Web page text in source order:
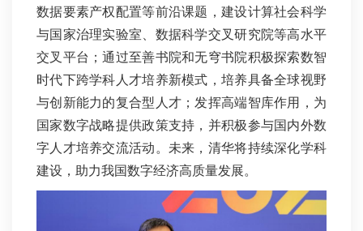
数据要素产权配置等前沿课题，建设计算社会科学
与国家治理实验室、数据科学交叉研究院等高水平
交叉平台；通过至善书院和无穹书院积极探索数智
时代下跨学科人才培养新模式，培养具备全球视野
与创新能力的复合型人才；发挥高端智库作用，为
国家数字战略提供政策支持，并积极参与国内外数
字人才培养交流活动。未来，清华将持续深化学科
建设，助力我国数字经济高质量发展。